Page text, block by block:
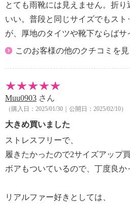
とても雨靴には見えません。折
いい。普段と同じサイズでもス
が、厚地のタイツや靴下ならばサ
このお客様の他のクチコミを見
Muu0903 さん
（購入日：2025/01/30｜公開日：2025/02/10）
大きめ買いました
ストレスフリーで、
履きたかったので2サイズアップ
ボアもついているので、丁度良か
リアルファー好きとしては、